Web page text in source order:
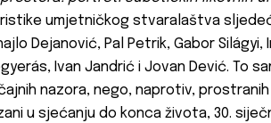
umjetničkog stvaralaštva
Dejanović, Pal Petrik, Gabor
Ivan Jandrić i Jovan Dević. To
nazora, nego, naprotiv,
u sjećanju do konca života, 30.